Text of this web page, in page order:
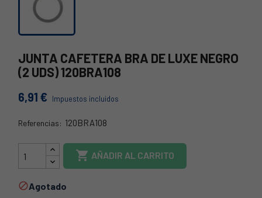
JUNTA CAFETERA BRA DE LUXE NEGRO
(2 UDS) 120BRA108
6,91 € Impuestos incluidos
Referencias: 120BRA108
120BRA108
 AÑADIR AL CARRITO
Agotado